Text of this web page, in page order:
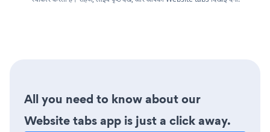
All you need to know about our
Website tabs app is just a click away.